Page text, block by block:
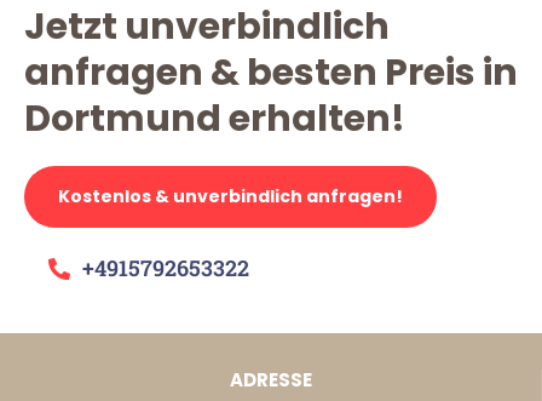
Jetzt unverbindlich
anfragen & besten Preis in
Dortmund erhalten!
Kostenlos & unverbindlich anfragen!
+4915792653322
ADRESSE